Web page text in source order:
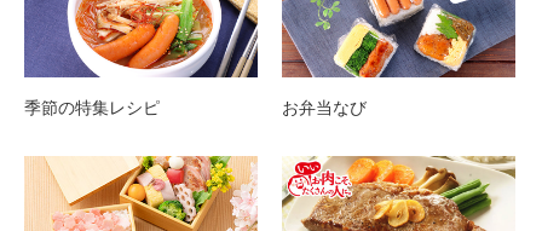
季節の特集レシピ お弁当なび